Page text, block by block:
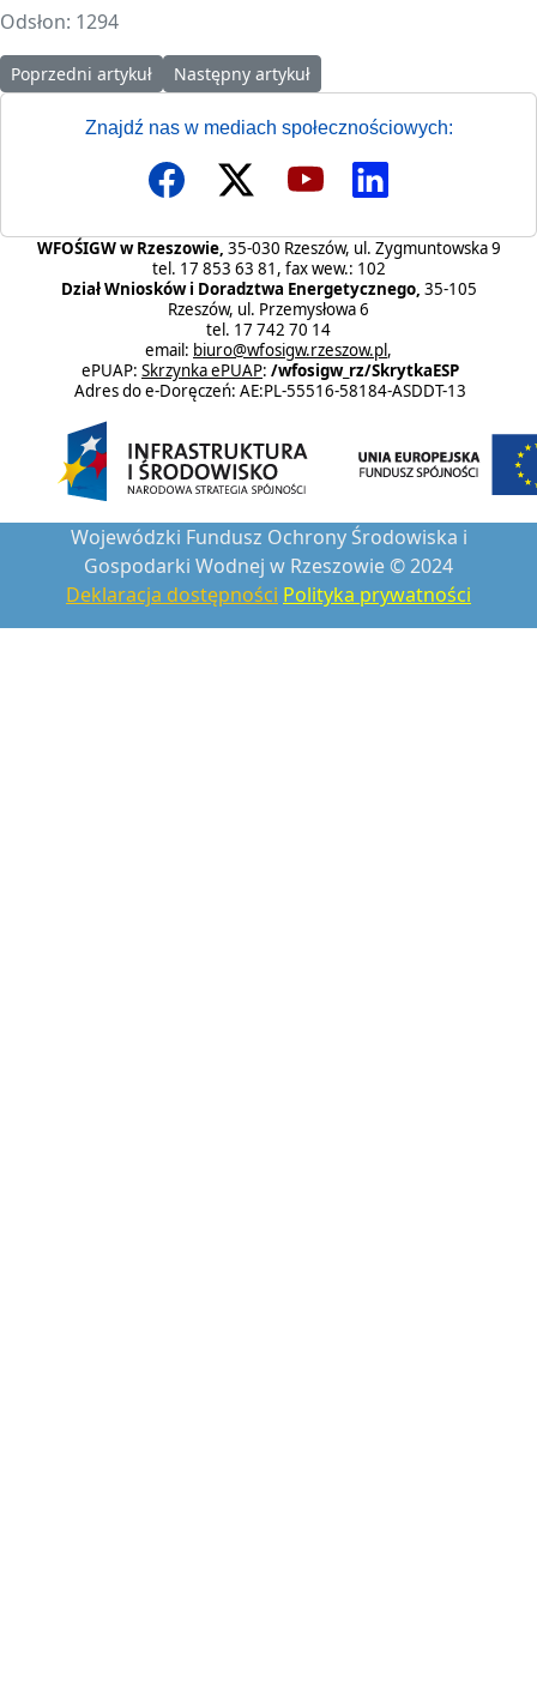
Odsłon: 1294
Poprzedni artykuł: Klauzula informacyjna o przetwarzaniu
Poprzedni artykuł Następny artykuł: Klauzula informacyjna
Następny artykuł
Znajdź nas w mediach społecznościowych:
WFOŚIGW w Rzeszowie, 35-030 Rzeszów, ul. Zygmuntowska 9
tel. 17 853 63 81, fax wew.: 102
Dział Wniosków i Doradztwa Energetycznego, 35-105
Rzeszów, ul. Przemysłowa 6
tel. 17 742 70 14
email: biuro@wfosigw.rzeszow.pl,
ePUAP: Skrzynka ePUAP: /wfosigw_rz/SkrytkaESP
Adres do e-Doręczeń: AE:PL-55516-58184-ASDDT-13
Wojewódzki Fundusz Ochrony Środowiska i
Gospodarki Wodnej w Rzeszowie © 2024
Deklaracja dostępności Polityka prywatności